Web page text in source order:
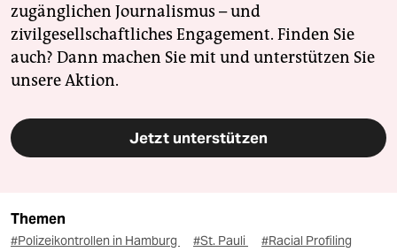
zugänglichen Journalismus – und
zivilgesellschaftliches Engagement. Finden Sie
auch? Dann machen Sie mit und unterstützen Sie
unsere Aktion.
Jetzt unterstützen
Themen
#Polizeikontrollen in Hamburg #St. Pauli
#Racial Profiling